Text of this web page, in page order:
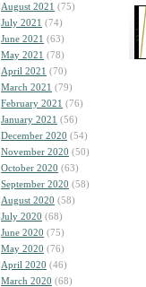
August 2021 (75)
July 2021 (74)
June 2021 (63)
May 2021 (78)
April 2021 (70)
March 2021 (79)
February 2021 (76)
January 2021 (56)
December 2020 (54)
November 2020 (50)
October 2020 (63)
September 2020 (58)
August 2020 (58)
July 2020 (68)
June 2020 (75)
May 2020 (76)
April 2020 (46)
March 2020 (68)